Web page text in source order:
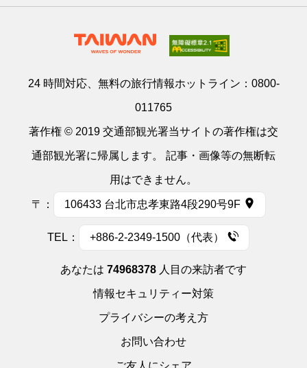
24 時間対応、無料の旅行情報ホットライン： 0800-
011765
著作権 © 2019 交通部観光署当サイトの著作権は交
通部観光署に帰属します。 記事・画像等の無断転
用はできません。
〒： 106433 台北市忠孝東路4段290号9F
TEL： +886-2-2349-1500（代表）
あなたは 74968378 人目の来訪者です
情報セキュリティー対策
プライバシーの考え方
お問い合わせ
ご友人にシェア